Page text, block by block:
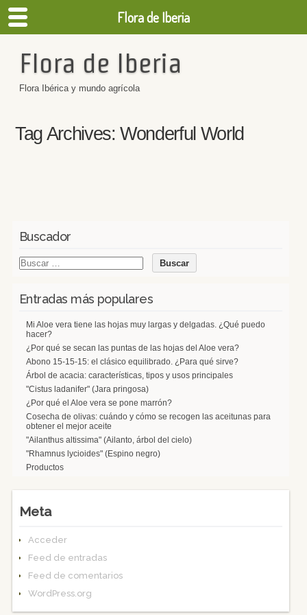
Flora de Iberia
Flora Ibérica y mundo agrícola
Tag Archives:Wonderful World
Buscador
Entradas más populares
Mi Aloe vera tiene las hojas muy largas y delgadas. ¿Qué puedo
hacer?
¿Por qué se secan las puntas de las hojas del Aloe vera?
Abono 15-15-15: el clásico equilibrado. ¿Para qué sirve?
Árbol de acacia: características, tipos y usos principales
"Cistus ladanifer" (Jara pringosa)
¿Por qué el Aloe vera se pone marrón?
Cosecha de olivas: cuándo y cómo se recogen las aceitunas para
obtener el mejor aceite
"Ailanthus altissima" (Ailanto, árbol del cielo)
"Rhamnus lycioides" (Espino negro)
Productos
Meta
Acceder
Feed de entradas
Feed de comentarios
WordPress.org
Flora de Iberia